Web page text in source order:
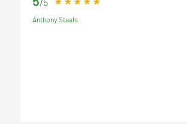
/5
Anthony Staals